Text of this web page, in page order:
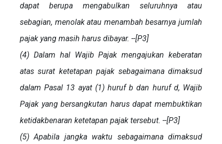
dapat berupa mengabulkan seluruhnya atau
sebagian, menolak atau menambah besarnya jumlah
pajak yang masih harus dibayar. --[P3]
(4) Dalam hal Wajib Pajak mengajukan keberatan
atas surat ketetapan pajak sebagaimana dimaksud
dalam Pasal 13 ayat (1) huruf b dan huruf d, Wajib
Pajak yang bersangkutan harus dapat membuktikan
ketidakbenaran ketetapan pajak tersebut. --[P3]
(5) Apabila jangka waktu sebagaimana dimaksud